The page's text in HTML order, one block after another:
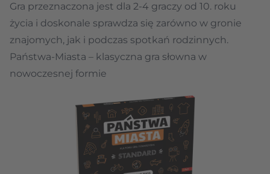
Gra przeznaczona jest dla 2-4 graczy od 10. roku
życia i doskonale sprawdza się zarówno w gronie
znajomych, jak i podczas spotkań rodzinnych.
Państwa-Miasta – klasyczna gra słowna w
nowoczesnej formie